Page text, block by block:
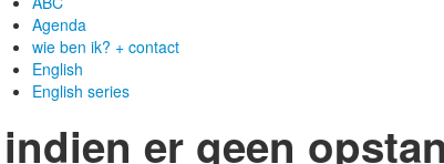
Agenda
wie ben ik? + contact
English
English series
indien er geen